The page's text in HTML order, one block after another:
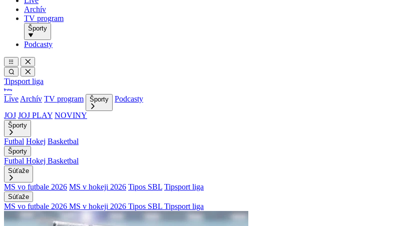
Archív
TV program
Športy
Podcasty
Tipsport liga
Live Archív TV program Športy
Podcasty
JOJ JOJ PLAY NOVINY
Športy
Futbal Hokej Basketbal
Športy
Futbal Hokej Basketbal
Súťaže
MS vo futbale 2026 MS v hokeji 2026 Tipos SBL Tipsport liga
Súťaže
MS vo futbale 2026 MS v hokeji 2026 Tipos SBL Tipsport liga